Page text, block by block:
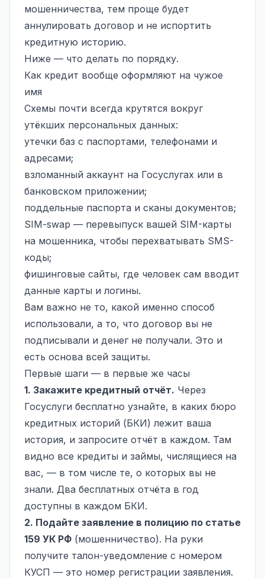
мошенничества, тем проще будет
аннулировать договор и не испортить
кредитную историю.
Ниже — что делать по порядку.
Как кредит вообще оформляют на чужое
имя
Схемы почти всегда крутятся вокруг
утёкших персональных данных:
утечки баз с паспортами, телефонами и
адресами;
взломанный аккаунт на Госуслугах или в
банковском приложении;
поддельные паспорта и сканы документов;
SIM-swap — перевыпуск вашей SIM-карты
на мошенника, чтобы перехватывать SMS-
коды;
фишинговые сайты, где человек сам вводит
данные карты и логины.
Вам важно не то, какой именно способ
использовали, а то, что договор вы не
подписывали и денег не получали. Это и
есть основа всей защиты.
Первые шаги — в первые же часы
1. Закажите кредитный отчёт. Через
Госуслуги бесплатно узнайте, в каких бюро
кредитных историй (БКИ) лежит ваша
история, и запросите отчёт в каждом. Там
видно все кредиты и займы, числящиеся на
вас, — в том числе те, о которых вы не
знали. Два бесплатных отчёта в год
доступны в каждом БКИ.
2. Подайте заявление в полицию по статье
159 УК РФ (мошенничество). На руки
получите талон-уведомление с номером
КУСП — это номер регистрации заявления.